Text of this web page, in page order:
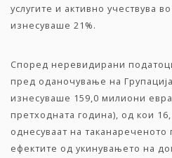
услугите и активно учествува
изнесуваше 21%.
Според неревидирани
пред оданочување на
изнесуваше 159,0 милиони
претходната година), од кои
однесуваат на
ефектите од укинувањето на